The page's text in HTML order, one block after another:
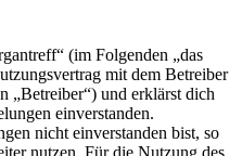
(im Folgenden „das
mit dem Betreiber
„Betreiber“) und erklärst dich
einverstanden.
nicht einverstanden bist, so